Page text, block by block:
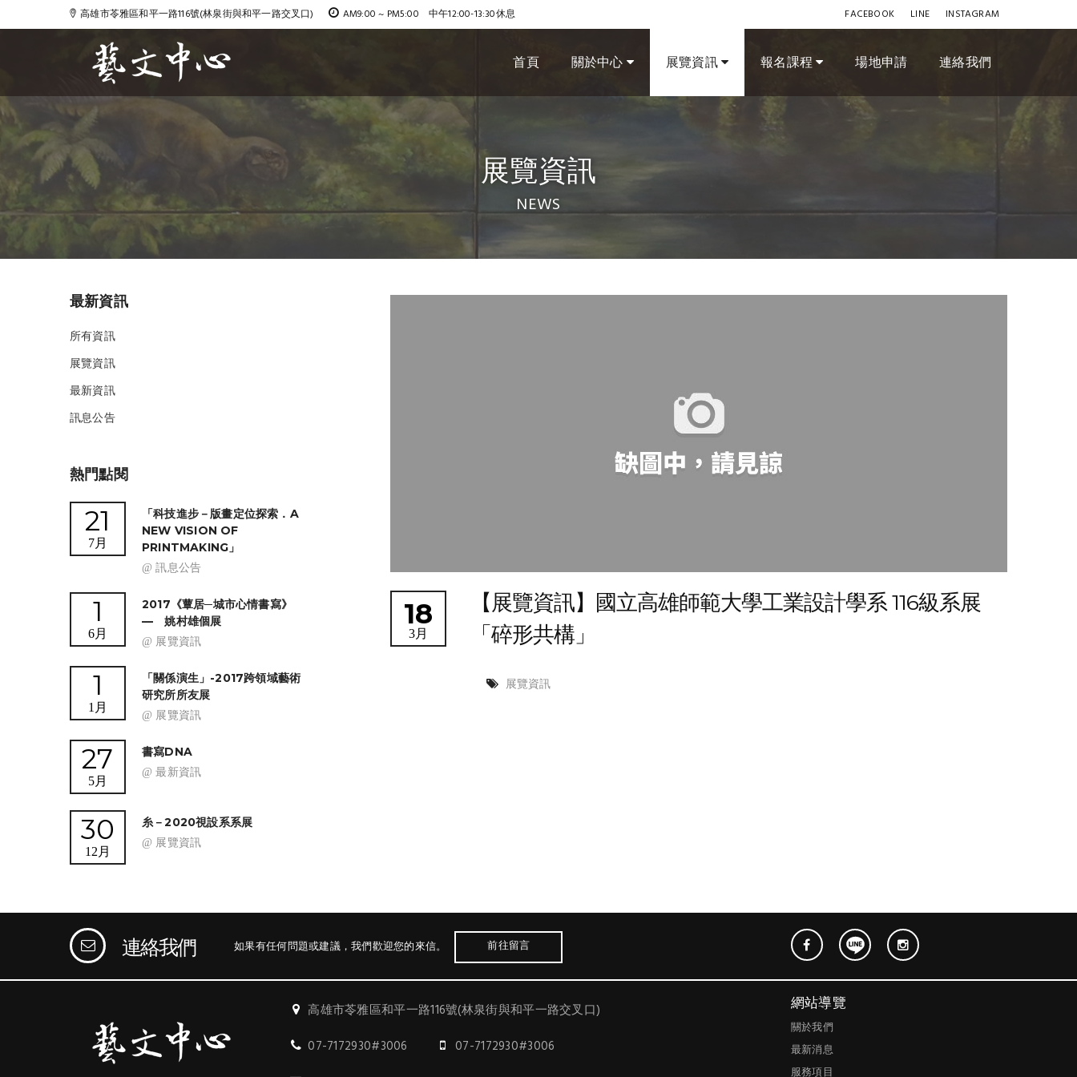
高雄市苓雅區和平一路116號(林泉街與和平一路交叉口) AM9:00 ~ PM5:00 中午12:00-13:30休息 FACEBOOK LINE INSTAGRAM
首頁 關於中心 展覽資訊 報名課程 場地申請 連絡我們
展覽資訊
NEWS
18
3月
【展覽資訊】國立高雄師範大學工業設計學系 116級系展
「碎形共構」
展覽資訊
最新資訊
所有資訊
展覽資訊
最新資訊
訊息公告
熱門點閱
21
7月
「科技進步－版畫定位探索．A
NEW VISION OF
PRINTMAKING」
@ 訊息公告
1
6月
2017《蕈居─城市心情書寫》
— 姚村雄個展
@ 展覽資訊
1
1月
「關係演生」-2017跨領域藝術
研究所所友展
@ 展覽資訊
27
5月
書寫DNA
@ 最新資訊
30
12月
糸－2020視設系系展
@ 展覽資訊
連絡我們 如果有任何問題或建議，我們歡迎您的來信。 前往留言
高雄市苓雅區和平一路116號(林泉街與和平一路交叉口)
07-7172930#3006
07-7172930#3006
網站導覽
關於我們
最新消息
服務項目